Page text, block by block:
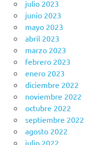
julio 2023
junio 2023
mayo 2023
abril 2023
marzo 2023
febrero 2023
enero 2023
diciembre 2022
noviembre 2022
octubre 2022
septiembre 2022
agosto 2022
julio 2022